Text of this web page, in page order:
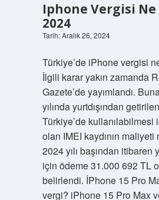
Iphone Vergisi Ne
2024
Tarih: Aralık 26, 2024
Türkiye’de iPhone vergisi
İlgili karar yakın zamanda
Gazete’de yayımlandı.
yılında yurtdışından
Türkiye’de kullanılabilmesi
olan IMEI kaydının
2024 yılı başından
için ödeme 31.000 692 TL
belirlendi. İPhone 15 Pro
vergi? iPhone 15 Pro Max